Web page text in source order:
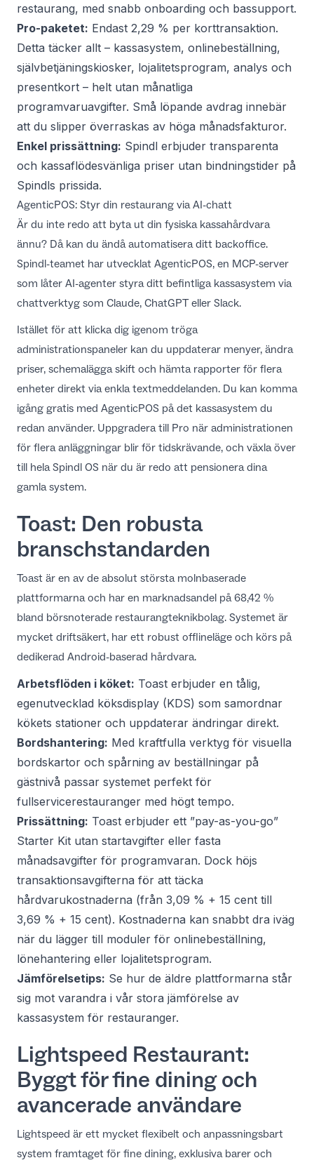
restaurang, med snabb onboarding och bassupport.
Pro-paketet: Endast 2,29 % per korttransaktion.
Detta täcker allt – kassasystem, onlinebeställning,
självbetjäningskiosker, lojalitetsprogram, analys och
presentkort – helt utan månatliga
programvaruavgifter. Små löpande avdrag innebär
att du slipper överraskas av höga månadsfakturor.
Enkel prissättning: Spindl erbjuder transparenta
och kassaflödesvänliga priser utan bindningstider på
Spindls prissida.
AgenticPOS: Styr din restaurang via AI-chatt
Är du inte redo att byta ut din fysiska kassahårdvara
ännu? Då kan du ändå automatisera ditt backoffice.
Spindl-teamet har utvecklat AgenticPOS, en MCP-server
som låter AI-agenter styra ditt befintliga kassasystem via
chattverktyg som Claude, ChatGPT eller Slack.
Istället för att klicka dig igenom tröga
administrationspaneler kan du uppdaterar menyer, ändra
priser, schemalägga skift och hämta rapporter för flera
enheter direkt via enkla textmeddelanden. Du kan komma
igång gratis med AgenticPOS på det kassasystem du
redan använder. Uppgradera till Pro när administrationen
för flera anläggningar blir för tidskrävande, och växla över
till hela Spindl OS när du är redo att pensionera dina
gamla system.
Toast: Den robusta
branschstandarden
Toast är en av de absolut största molnbaserade
plattformarna och har en marknadsandel på 68,42 %
bland börsnoterade restaurangteknikbolag. Systemet är
mycket driftsäkert, har ett robust offlineläge och körs på
dedikerad Android-baserad hårdvara.
Arbetsflöden i köket: Toast erbjuder en tålig,
egenutvecklad köksdisplay (KDS) som samordnar
kökets stationer och uppdaterar ändringar direkt.
Bordshantering: Med kraftfulla verktyg för visuella
bordskartor och spårning av beställningar på
gästnivå passar systemet perfekt för
fullservicerestauranger med högt tempo.
Prissättning: Toast erbjuder ett ”pay-as-you-go”
Starter Kit utan startavgifter eller fasta
månadsavgifter för programvaran. Dock höjs
transaktionsavgifterna för att täcka
hårdvarukostnaderna (från 3,09 % + 15 cent till
3,69 % + 15 cent). Kostnaderna kan snabbt dra iväg
när du lägger till moduler för onlinebeställning,
lönehantering eller lojalitetsprogram.
Jämförelsetips: Se hur de äldre plattformarna står
sig mot varandra i vår stora jämförelse av
kassasystem för restauranger.
Lightspeed Restaurant:
Byggt för fine dining och
avancerade användare
Lightspeed är ett mycket flexibelt och anpassningsbart
system framtaget för fine dining, exklusiva barer och